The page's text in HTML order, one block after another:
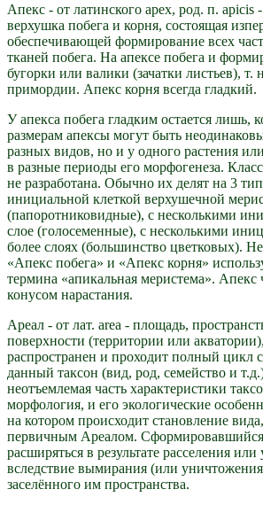
Апекс - от латинского apex, род. п.
верхушка побега и корня, состоящая
обеспечивающей формирование всех
тканей побега. На апексе побега и
бугорки или валики (зачатки листьев), т.
примордии. Апекс корня всегда гладкий.
У апекса побега гладким остается лишь,
размерам апексы могут быть
разных видов, но и у одного растения
в разные периоды его морфогенеза.
не разработана. Обычно их делят на 3
инициальной клеткой верхушечной
(папоротниковидные), с несколькими
слое (голосеменные), с несколькими
более слоях (большинство цветковых).
«Апекс побега» и «Апекс корня»
термина «апикальная меристема». Апекс
конусом нарастания.
Ареал - от лат. area - площадь,
поверхности (территории или
распространен и проходит полный цикл
данный таксон (вид, род, семейство и
неотъемлемая часть характеристики
морфология, и его экологические
на котором происходит становление
первичным Ареалом.
расширяться в результате расселения
вследствие вымирания (или
заселённого им пространства.